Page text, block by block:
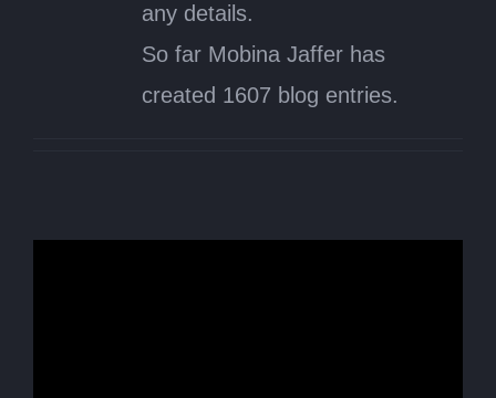
any details.
So far Mobina Jaffer has
created 1607 blog entries.